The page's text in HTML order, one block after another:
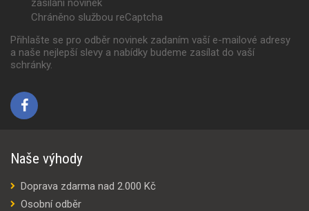
Chráněno službou reCaptcha
Přihlašte se pro odběr novinek zadaním vaší e-mailové adresy
a naše nejlepší slevy a nabídky budeme zasílat do vaší
schránky.
Naše výhody
Doprava zdarma nad 2.000 Kč
Osobní odběr